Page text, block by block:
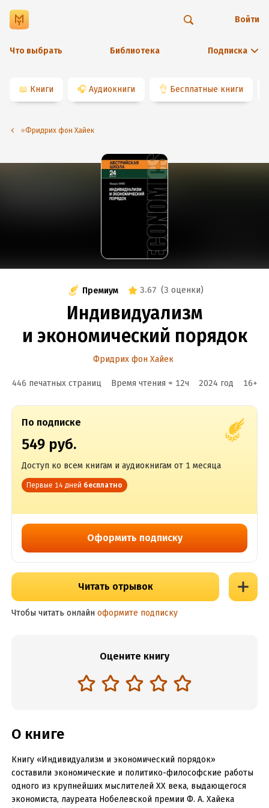
Что выбрать Библиотека Подписка
Войти
📖 Книги 🎧 Аудиокниги 👌 Бесплатные книги
⭐️Фридрих фон Хайек
Премиум 3.67 (3 оценки)
Индивидуализм
и экономический порядок
Фридрих фон Хайек
446 печатных страниц Время чтения ≈ 12ч 2024 год 16+
По подписке
549 руб.
Доступ ко всем книгам и аудиокнигам от 1 месяца
Первые 14 дней бесплатно
Оформить подписку
Читать отрывок
Чтобы читать онлайн оформите подписку
Оцените книгу
О книге
Книгу «Индивидуализм и экономический порядок»
составили экономические и политико-философские работы
одного из крупнейших мыслителей ХХ века, выдающегося
экономиста, лауреата Нобелевской премии Ф. А. Хайека